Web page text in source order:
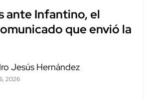
ante Infantino, el
que envió la
Jesús Hernández
2026